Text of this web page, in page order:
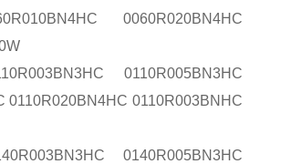
0060R020BN4HC
0110R005BN3HC
0110R020BN4HC 0110R003BNHC
0140R005BN3HC